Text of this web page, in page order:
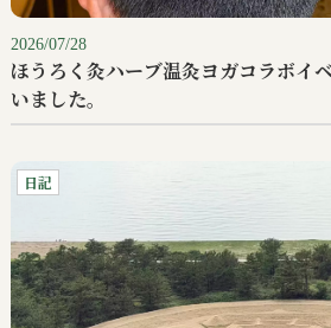
2026/07/28
ほうろく灸ハーブ温灸ヨガコラボイ
いました。
日記